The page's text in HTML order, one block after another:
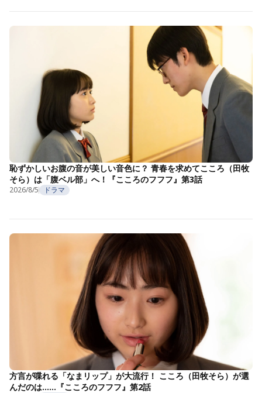
恥ずかしいお腹の音が美しい音色に？ 青春を求めてこころ（田牧
そら）は「腹ベル部」へ！『こころのフフフ』第3話
2026/8/5 ドラマ
方言が喋れる「なまリップ」が大流行！ こころ（田牧そら）が選
んだのは……『こころのフフフ』第2話